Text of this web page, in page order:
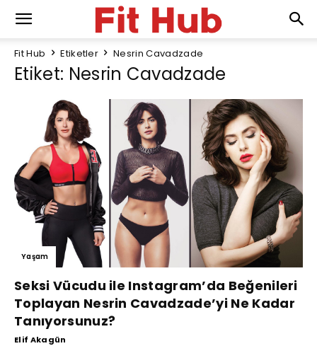
Fit Hub Etiketler Nesrin Cavadzade
Etiket: Nesrin Cavadzade
Yaşam
Seksi Vücudu ile Instagram’da Beğenileri
Toplayan Nesrin Cavadzade’yi Ne Kadar
Tanıyorsunuz?
Elif Akagün